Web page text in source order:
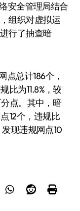
安全管理局结合
组织对虚拟运
行了抽查暗
点总计186个，
比为11.8%，较
点。其中，暗
12个，违规比
现违规网点10